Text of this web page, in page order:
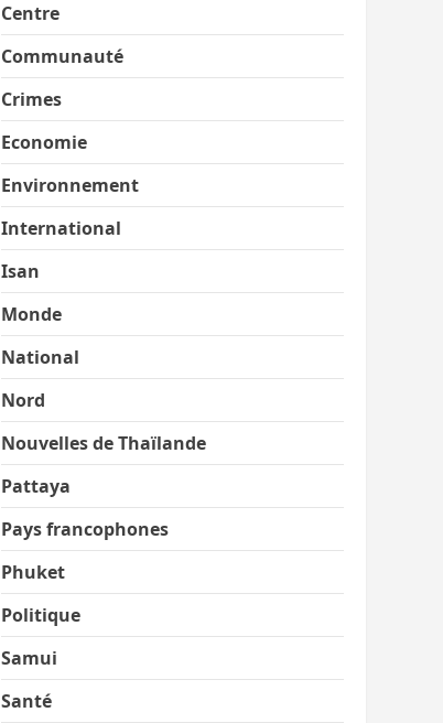
Centre
Communauté
Crimes
Economie
Environnement
International
Isan
Monde
National
Nord
Nouvelles de Thaïlande
Pattaya
Pays francophones
Phuket
Politique
Samui
Santé